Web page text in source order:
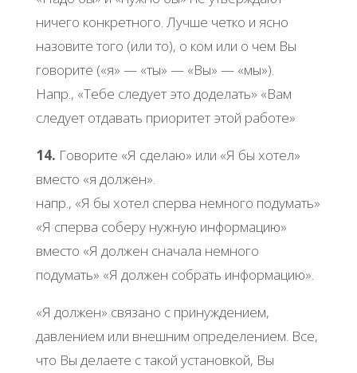
ничего конкретного. Лучше четко и ясно
назовите того (или то), о ком или о чем Вы
говорите («я» — «ты» — «Вы» — «мы»).
Напр., «Тебе следует это доделать» «Вам
следует отдавать приоритет этой работе»
14. Говорите «Я сделаю» или «Я бы хотел»
вместо «я должен».
напр., «Я бы хотел сперва немного подумать»
«Я сперва соберу нужную информацию»
вместо «Я должен сначала немного
подумать» «Я должен собрать информацию».
«Я должен» связано с принуждением,
давлением или внешним определением. Все,
что Вы делаете с такой установкой, Вы